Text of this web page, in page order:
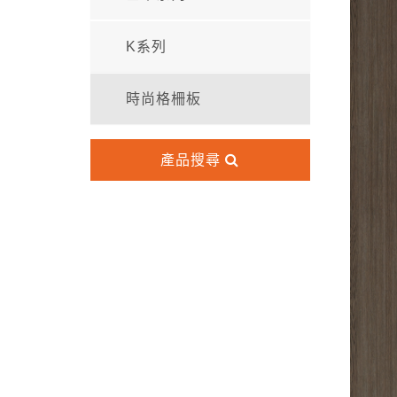
K系列
時尚格柵板
產品搜尋